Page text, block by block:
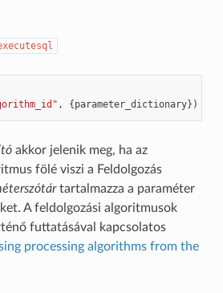
, {parameter_dictionary})
akkor jelenik meg, ha az
fölé viszi a Feldolgozás
tartalmazza a paraméter
A feldolgozási algoritmusok
futtatásával kapcsolatos
processing algorithms from the